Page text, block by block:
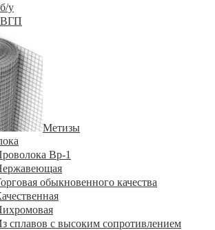
у
ВГП
Метизы
Вр-1
обыкновенного качества
сплавов с высоким сопротивлением